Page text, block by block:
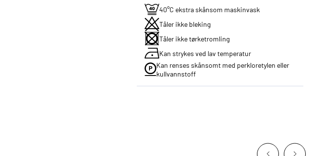
40°C ekstra skånsom maskinvask
Tåler ikke bleking
Tåler ikke tørketromling
Kan strykes ved lav temperatur
Kan renses skånsomt med perkloretylen eller
kullvannstoff